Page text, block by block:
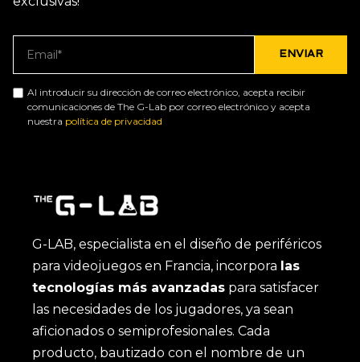
Al introducir su dirección de correo electrónico, acepta recibir
comunicaciones de The G-Lab por correo electrónico y acepta
nuestra política de privacidad
G-LAB, especialista en el diseño de periféricos
para videojuegos en Francia, incorpora las
tecnologías más avanzadas para satisfacer
las necesidades de los jugadores, ya sean
aficionados o semiprofesionales. Cada
producto, bautizado con el nombre de un